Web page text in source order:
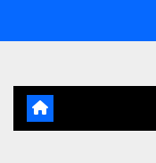
al